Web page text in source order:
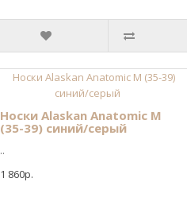
Носки Alaskan Anatomic M
(35-39) синий/серый
..
1 860р.